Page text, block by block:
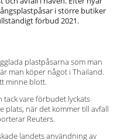
i större butiker
förbud 2021.
plastpåsarna som man
man köper något i Thailand.
minne blott.
tack vare förbudet lyckats
plats, när det kommer till avfall
Reuters.
landets användning av